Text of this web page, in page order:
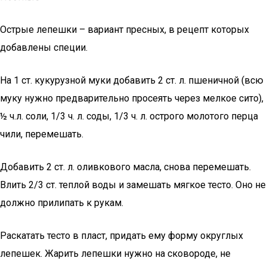
Острые лепешки – вариант пресных, в рецепт которых
добавлены специи.
На 1 ст. кукурузной муки добавить 2 ст. л. пшеничной (всю
муку нужно предварительно просеять через мелкое сито),
½ ч.л. соли, 1/3 ч. л. соды, 1/3 ч. л. острого молотого перца
чили, перемешать.
Добавить 2 ст. л. оливкового масла, снова перемешать.
Влить 2/3 ст. теплой воды и замешать мягкое тесто. Оно не
должно прилипать к рукам.
Раскатать тесто в пласт, придать ему форму округлых
лепешек. Жарить лепешки нужно на сковороде, не